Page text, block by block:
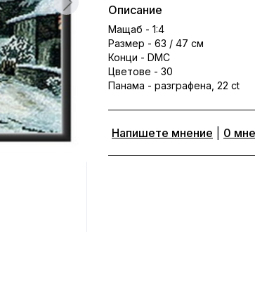
Описание
Мащаб - 1:4
Размер - 63 / 47 см
Конци - DMC
Цветове - 30
Панама - разграфена, 22 ct
Напишете мнение 0